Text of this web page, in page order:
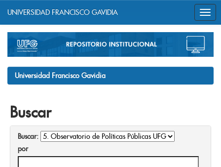
navigation
UNIVERSIDAD FRANCISCO GAVIDIA
Universidad Francisco Gavidia
Buscar
Buscar:
por